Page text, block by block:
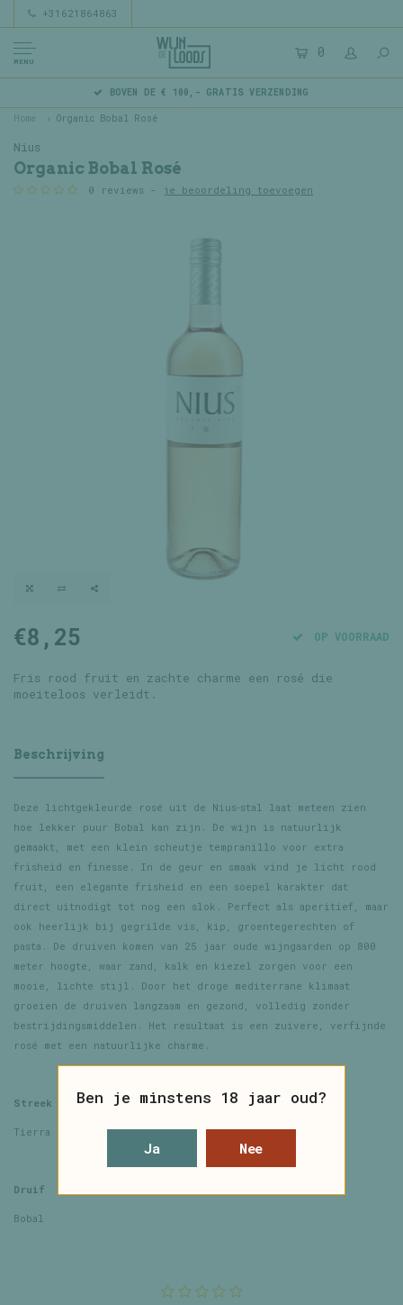
+31621864863
MENU
0
BOVEN DE € 100,- GRATIS VERZENDING
Home Organic Bobal Rosé
Nius
Organic Bobal Rosé
0 reviews - je beoordeling toevoegen
€8,25 OP VOORRAAD
Fris rood fruit en zachte charme een rosé die
moeiteloos verleidt.
Beschrijving
Deze lichtgekleurde rosé uit de Nius‑stal laat meteen zien
hoe lekker puur Bobal kan zijn. De wijn is natuurlijk
gemaakt, met een klein scheutje tempranillo voor extra
frisheid en finesse. In de geur en smaak vind je licht rood
fruit, een elegante frisheid en een soepel karakter dat
direct uitnodigt tot nog een slok. Perfect als aperitief, maar
ook heerlijk bij gegrilde vis, kip, groentegerechten of
pasta. De druiven komen van 25 jaar oude wijngaarden op 800
meter hoogte, waar zand, kalk en kiezel zorgen voor een
mooie, lichte stijl. Door het droge mediterrane klimaat
groeien de druiven langzaam en gezond, volledig zonder
bestrijdingsmiddelen. Het resultaat is een zuivere, verfijnde
rosé met een natuurlijke charme.
Streek
Tierra de Castilla
Druif
Bobal
Ben je minstens 18 jaar oud?
Ja Nee